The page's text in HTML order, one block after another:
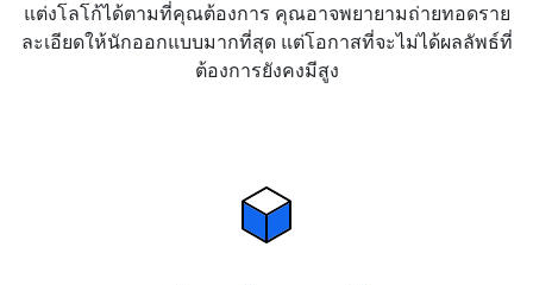
แต่งโลโก้ได้ตามที่คุณต้องการ คุณอาจพยายามถ่ายทอดราย
ละเอียดให้นักออกแบบมากที่สุด แต่โอกาสที่จะไม่ได้ผลลัพธ์ที่
ต้องการยังคงมีสูง